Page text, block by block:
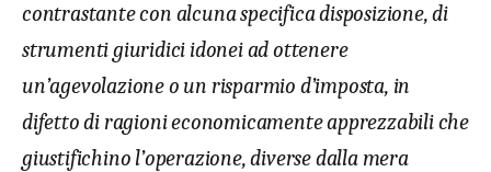
contrastante con alcuna specifica disposizione, di
strumenti giuridici idonei ad ottenere
un’agevolazione o un risparmio d’imposta, in
difetto di ragioni economicamente apprezzabili che
giustifichino l’operazione, diverse dalla mera